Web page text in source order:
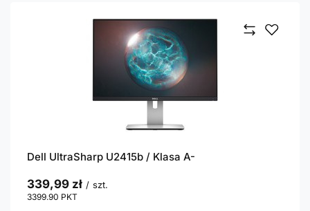
Dell UltraSharp U2415b / Klasa A-
339,99 zł / szt.
3399.90 PKT